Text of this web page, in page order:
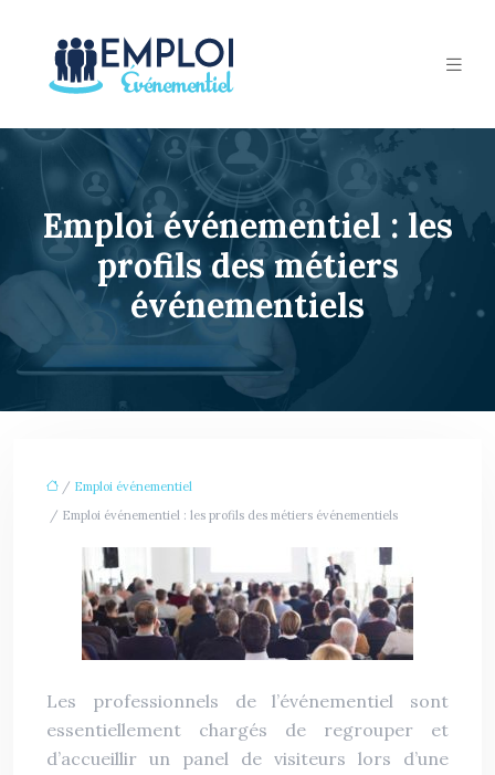
Emploi événementiel : les
profils des métiers
événementiels
/ Emploi événementiel
/ Emploi événementiel : les profils des métiers événementiels
Les professionnels de l’événementiel sont
essentiellement chargés de regrouper et
d’accueillir un panel de visiteurs lors d’une